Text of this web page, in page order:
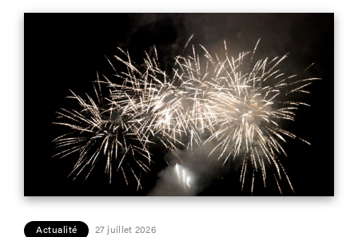
Actualité 27 juillet 2026